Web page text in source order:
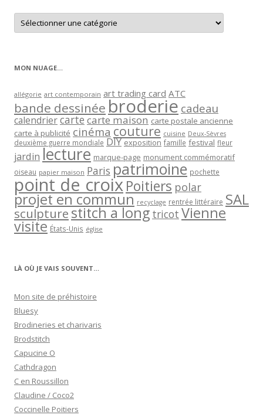
Retrouver
les
articles
MON NUAGE…
allégorie art contemporain art trading card ATC
bande dessinée broderie cadeau
calendriercartecarte maison carte postale ancienne
carte à publicité cinéma couture cuisine Deux-Sèvres
deuxième guerre mondiale DIY exposition famille festival fleur
jardin lecture marque-page monument commémoratif
oiseau papier maison Paris patrimoine pochette
point de croixPoitiers polar
projet en commun recyclage rentrée littéraire SAL
sculpturestitch a long tricot Vienne
visite États-Unis église
LÀ OÙ JE VAIS SOUVENT…
Mon site de préhistoire
Bluesy
Brodineries et charivaris
Brodstitch
Capucine O
Cathdragon
C en Roussillon
Claudine / Coco2
Coccinelle Poitiers